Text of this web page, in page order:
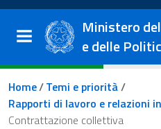
Salta al contenuto principale
Vai al footer
Ministero
e delle
Briciole di pane
Home/Temi e priorità/
Rapporti di lavoro e relazioni
Contrattazione collettiva